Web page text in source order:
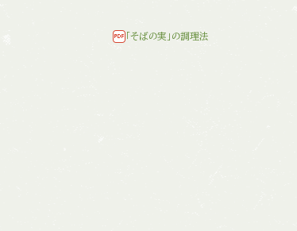
「そばの実」の調理法